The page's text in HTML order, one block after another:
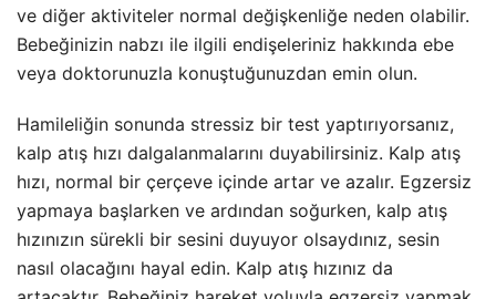
ve diğer aktiviteler normal değişkenliğe neden olabilir.
Bebeğinizin nabzı ile ilgili endişeleriniz hakkında ebe
veya doktorunuzla konuştuğunuzdan emin olun.
Hamileliğin sonunda stressiz bir test yaptırıyorsanız,
kalp atış hızı dalgalanmalarını duyabilirsiniz. Kalp atış
hızı, normal bir çerçeve içinde artar ve azalır. Egzersiz
yapmaya başlarken ve ardından soğurken, kalp atış
hızınızın sürekli bir sesini duyuyor olsaydınız, sesin
nasıl olacağını hayal edin. Kalp atış hızınız da